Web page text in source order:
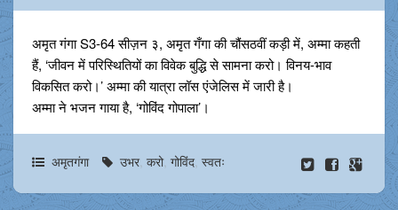
अमृत गंगा S3-64 सीज़न ३, अमृत गँगा की चौंसठवीं कड़ी में, अम्मा कहती
हैं, ‘जीवन में परिस्थितियों का विवेक बुद्धि से सामना करो। विनय-भाव
विकसित करो।’ अम्मा की यात्रा लॉस एंजेलिस में जारी है।
अम्मा ने भजन गाया है, ‘गोविंद गोपाला’।
अमृतगंगा उभर, करो, गोविंद, स्वतः